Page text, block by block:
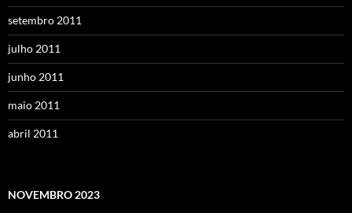
setembro 2011
julho 2011
junho 2011
maio 2011
abril 2011
NOVEMBRO 2023